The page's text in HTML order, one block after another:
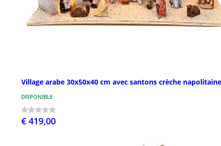
Village arabe 30x50x40 cm avec santons crèche napolitaine
DISPONIBLE
€ 419,00